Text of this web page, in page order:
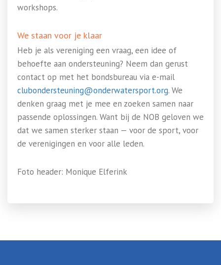
workshops.
We staan voor je klaar
Heb je als vereniging een vraag, een idee of
behoefte aan ondersteuning? Neem dan gerust
contact op met het bondsbureau via e-mail
clubondersteuning@onderwatersport.org. We
denken graag met je mee en zoeken samen naar
passende oplossingen. Want bij de NOB geloven we
dat we samen sterker staan — voor de sport, voor
de verenigingen en voor alle leden.
Foto header: Monique Elferink